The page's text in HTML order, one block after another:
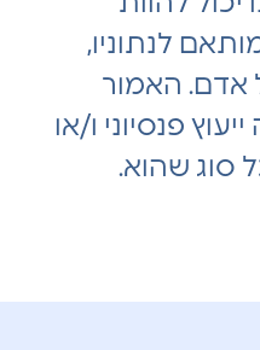
לנתוניו,
אדם. האמור
פנסיוני ו/או
סוג שהוא.